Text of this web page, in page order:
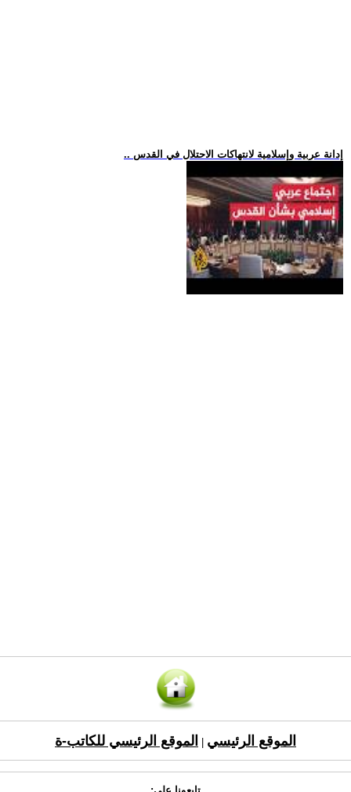
.. إدانة عربية وإسلامية لانتهاكات الاحتلال في القدس
الموقع الرئيسي الموقع الرئيسي للكاتب-ة